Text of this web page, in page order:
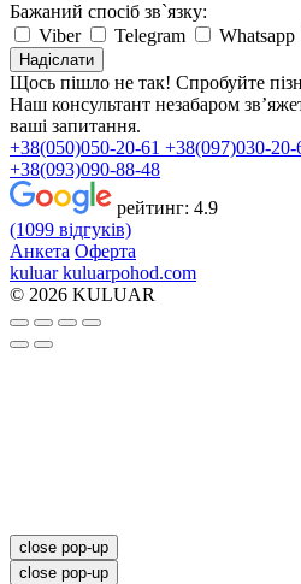
Бажаний спосіб зв`язку:
Viber
Telegram Whatsapp
Надіслати
Щось пішло не так! Спробуйте
Наш консультант незабаром
ваші запитання.
+38(050)050-20-61 +38(097)030-20-
+38(093)090-88-48
рейтинг: 4.9
(1099 відгуків)
Анкета Оферта
kuluar kuluarpohod.com
© 2026 KULUAR
close pop-up
close pop-up